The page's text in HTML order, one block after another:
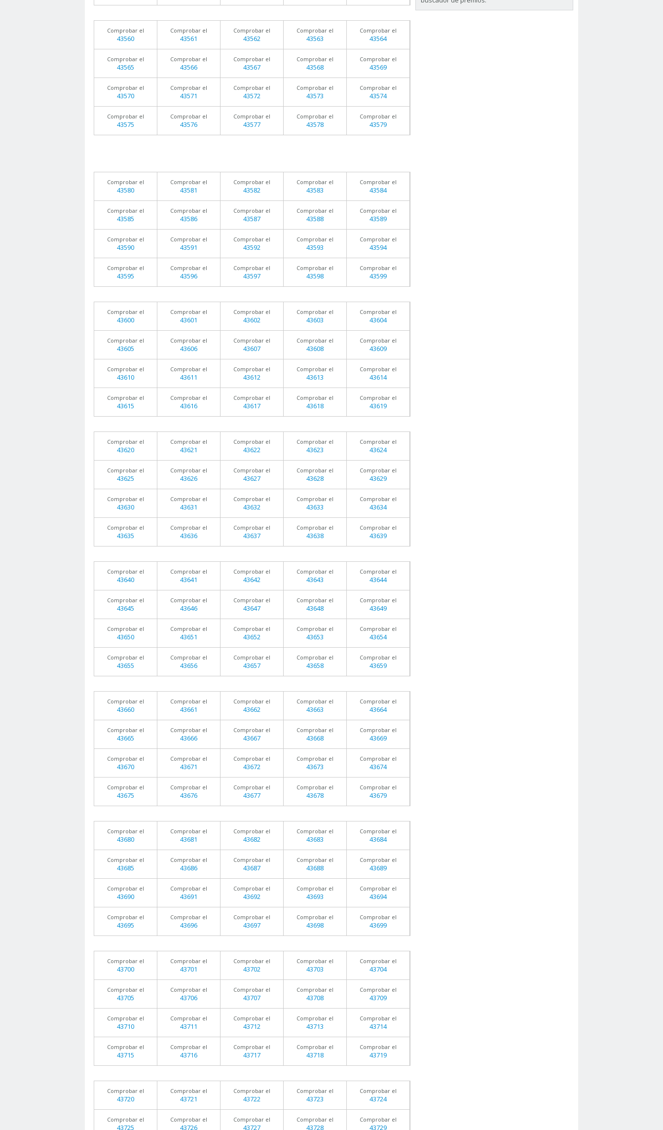
Comprobar el
43560
Comprobar el
43561
Comprobar el
43562
Comprobar el
43563
Comprobar el
43564
Comprobar el
43565
Comprobar el
43566
Comprobar el
43567
Comprobar el
43568
Comprobar el
43569
Comprobar el
43570
Comprobar el
43571
Comprobar el
43572
Comprobar el
43573
Comprobar el
43574
Comprobar el
43575
Comprobar el
43576
Comprobar el
43577
Comprobar el
43578
Comprobar el
43579
Comprobar el
43580
Comprobar el
43581
Comprobar el
43582
Comprobar el
43583
Comprobar el
43584
Comprobar el
43585
Comprobar el
43586
Comprobar el
43587
Comprobar el
43588
Comprobar el
43589
Comprobar el
43590
Comprobar el
43591
Comprobar el
43592
Comprobar el
43593
Comprobar el
43594
Comprobar el
43595
Comprobar el
43596
Comprobar el
43597
Comprobar el
43598
Comprobar el
43599
Comprobar el
43600
Comprobar el
43601
Comprobar el
43602
Comprobar el
43603
Comprobar el
43604
Comprobar el
43605
Comprobar el
43606
Comprobar el
43607
Comprobar el
43608
Comprobar el
43609
Comprobar el
43610
Comprobar el
43611
Comprobar el
43612
Comprobar el
43613
Comprobar el
43614
Comprobar el
43615
Comprobar el
43616
Comprobar el
43617
Comprobar el
43618
Comprobar el
43619
Comprobar el
43620
Comprobar el
43621
Comprobar el
43622
Comprobar el
43623
Comprobar el
43624
Comprobar el
43625
Comprobar el
43626
Comprobar el
43627
Comprobar el
43628
Comprobar el
43629
Comprobar el
43630
Comprobar el
43631
Comprobar el
43632
Comprobar el
43633
Comprobar el
43634
Comprobar el
43635
Comprobar el
43636
Comprobar el
43637
Comprobar el
43638
Comprobar el
43639
Comprobar el
43640
Comprobar el
43641
Comprobar el
43642
Comprobar el
43643
Comprobar el
43644
Comprobar el
43645
Comprobar el
43646
Comprobar el
43647
Comprobar el
43648
Comprobar el
43649
Comprobar el
43650
Comprobar el
43651
Comprobar el
43652
Comprobar el
43653
Comprobar el
43654
Comprobar el
43655
Comprobar el
43656
Comprobar el
43657
Comprobar el
43658
Comprobar el
43659
Comprobar el
43660
Comprobar el
43661
Comprobar el
43662
Comprobar el
43663
Comprobar el
43664
Comprobar el
43665
Comprobar el
43666
Comprobar el
43667
Comprobar el
43668
Comprobar el
43669
Comprobar el
43670
Comprobar el
43671
Comprobar el
43672
Comprobar el
43673
Comprobar el
43674
Comprobar el
43675
Comprobar el
43676
Comprobar el
43677
Comprobar el
43678
Comprobar el
43679
Comprobar el
43680
Comprobar el
43681
Comprobar el
43682
Comprobar el
43683
Comprobar el
43684
Comprobar el
43685
Comprobar el
43686
Comprobar el
43687
Comprobar el
43688
Comprobar el
43689
Comprobar el
43690
Comprobar el
43691
Comprobar el
43692
Comprobar el
43693
Comprobar el
43694
Comprobar el
43695
Comprobar el
43696
Comprobar el
43697
Comprobar el
43698
Comprobar el
43699
Comprobar el
43700
Comprobar el
43701
Comprobar el
43702
Comprobar el
43703
Comprobar el
43704
Comprobar el
43705
Comprobar el
43706
Comprobar el
43707
Comprobar el
43708
Comprobar el
43709
Comprobar el
43710
Comprobar el
43711
Comprobar el
43712
Comprobar el
43713
Comprobar el
43714
Comprobar el
43715
Comprobar el
43716
Comprobar el
43717
Comprobar el
43718
Comprobar el
43719
Comprobar el
43720
Comprobar el
43721
Comprobar el
43722
Comprobar el
43723
Comprobar el
43724
Comprobar el
43725
Comprobar el
43726
Comprobar el
43727
Comprobar el
43728
Comprobar el
43729